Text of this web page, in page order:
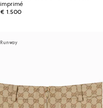
imprimé
€ 1.500
Runway